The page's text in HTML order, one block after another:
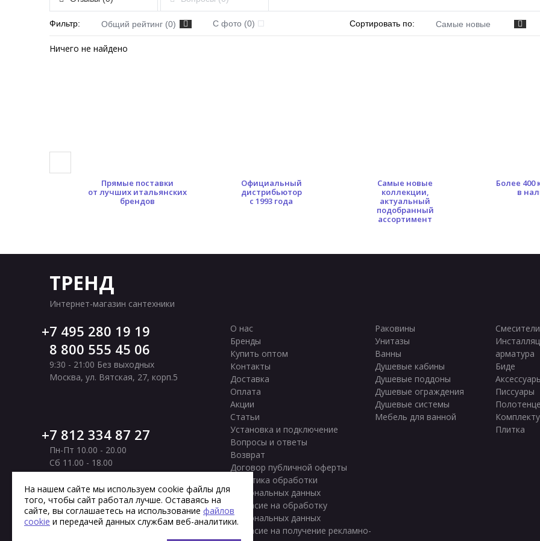
Фильтр: Общий рейтинг (0) С фото (0) Сортировать по: Самые новые
Ничего не найдено
Прямые поставки
от лучших итальянских
брендов
Официальный
дистрибьютор
с 1993 года
Самые новые
коллекции,
актуальный
подобранный
ассортимент
Более 400
в
ТРЕНД
Интернет-магазин сантехники
7 495 280 19 19
8 800 555 45 06
9:30 - 21:00 Без выходных
Москва, ул. Вятская, 27, корп.5
7 812 334 87 27
Пн-Пт 10.00 - 20.00
Сб 11.00 - 18.00
Вс Выходной
Санкт-Петербург,Московское шоссе, 177
корп. 2
О нас
Бренды
Купить оптом
Контакты
Доставка
Оплата
Акции
Статьи
Установка и подключение
Вопросы и ответы
Возврат
Договор публичной оферты
Политика обработки
персональных данных
Согласие на обработку
персональных данных
Согласие на получение рекламно-
Раковины
Унитазы
Ванны
Душевые кабины
Душевые поддоны
Душевые ограждения
Душевые системы
Мебель для ванной
Смесители
арматура
Биде
Писсуары
Плитка
На нашем сайте мы используем cookie файлы для
того, чтобы сайт работал лучше. Оставаясь на
сайте, вы соглашаетесь на использование файлов
cookie и передачей данных службам веб-аналитики.